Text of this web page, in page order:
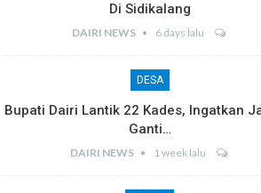
Di Sidikalang
DAIRI NEWS 6 days lalu
DESA
Bupati Dairi Lantik 22 Kades, Ingatkan
Ganti…
DAIRI NEWS 1 week lalu